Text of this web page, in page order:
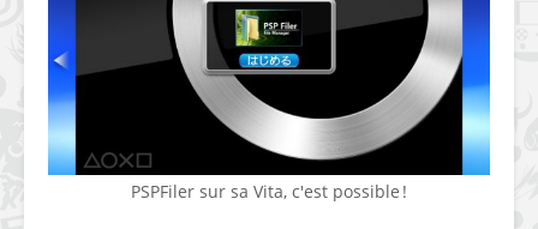
PSPFiler sur sa Vita, c'est possible !